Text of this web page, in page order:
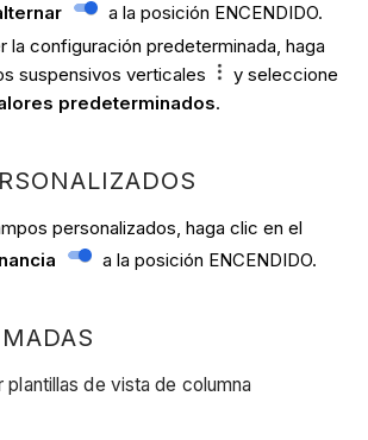
a la posición ENCENDIDO.
la configuración predeterminada, haga
suspensivos verticales
y seleccione
predeterminados.
personalizados, haga clic en el
a la posición ENCENDIDO.
plantillas de vista de columna